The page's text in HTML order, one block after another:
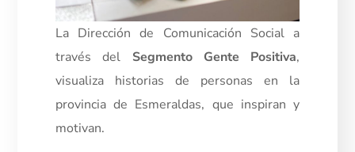
La Dirección de Comunicación Social a
través del Segmento Gente Positiva,
visualiza historias de personas en la
provincia de Esmeraldas, que inspiran y
motivan.